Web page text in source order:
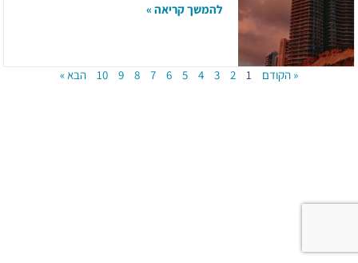
להמשך קריאה »
« הקודם 1
2
3
4
5
6
7
8
9
10 הבא »